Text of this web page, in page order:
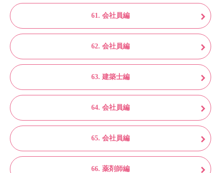
61. 会社員編
62. 会社員編
63. 建築士編
64. 会社員編
65. 会社員編
66. 薬剤師編